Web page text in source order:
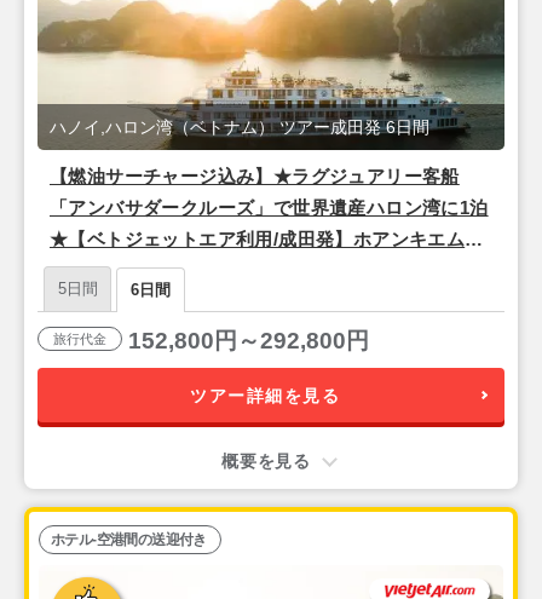
【燃油サーチャージ込み】★ラグジュアリー客船
「アンバサダークルーズ」で世界遺産ハロン湾に1泊
★【ベトジェットエア利用/成田発】ホアンキエム湖
近く！観光に便利でスタイリッシュな4つ星『ザ・チ
ーブティック・ハノイ（スーペリアルーム）』宿泊
ハノイ4泊6日
ハノイ,ハロン湾（ベトナム） ツアー成田発 6日間
5日間 6日間
旅行代金 152,800円～292,800円
ツアー詳細を見る
概要を見る
ホテル-空港間の送迎付き